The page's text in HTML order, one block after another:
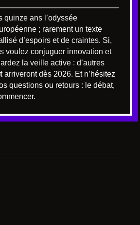
quinze ans l’odyssée
; rarement un texte
d’espoirs et de craintes. Si,
voulez conjuguer innovation et
la veille active : d’autres
arriveront dès 2026. Et n’hésitez
questions ou retours : le débat,